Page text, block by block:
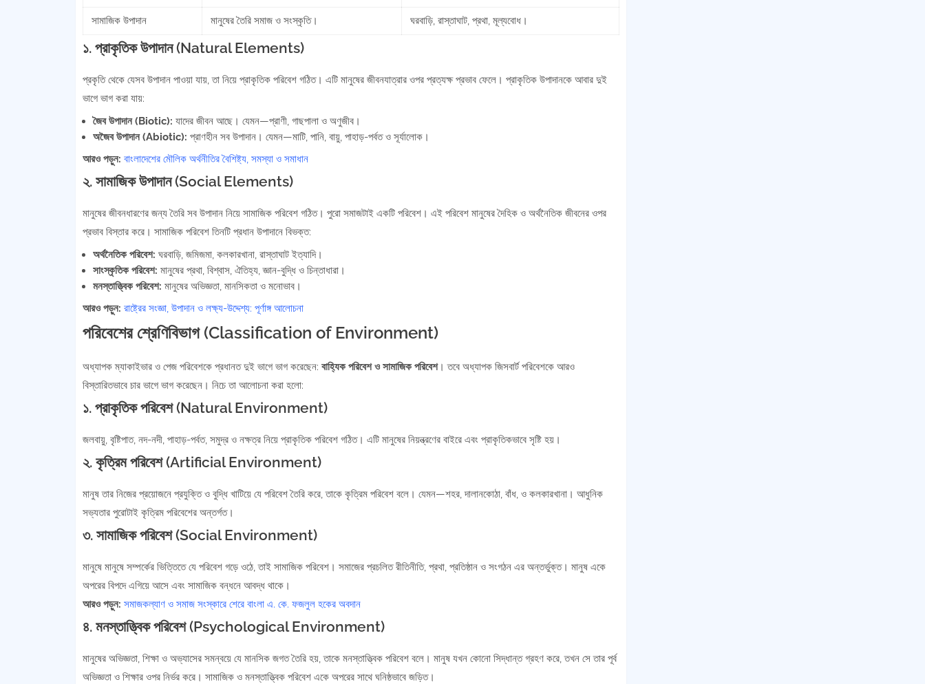
সামাজিক উপাদান মানুষের তৈরি সমাজ ও সংস্কৃতি। ঘরবাড়ি, রাস্তাঘাট, প্রথা, মূল্যবোধ।
১. প্রাকৃতিক উপাদান (Natural Elements)
প্রকৃতি থেকে যেসব উপাদান পাওয়া যায়, তা নিয়ে প্রাকৃতিক পরিবেশ গঠিত। এটি মানুষের জীবনযাত্রার ওপর প্রত্যক্ষ প্রভাব ফেলে। প্রাকৃতিক উপাদানকে আবার দুই
ভাগে ভাগ করা যায়:
জৈব উপাদান (Biotic): যাদের জীবন আছে। যেমন—প্রাণী, গাছপালা ও অণুজীব।
অজৈব উপাদান (Abiotic): প্রাণহীন সব উপাদান। যেমন—মাটি, পানি, বায়ু, পাহাড়-পর্বত ও সূর্যালোক।
আরও পড়ুন: বাংলাদেশের মৌলিক অর্থনীতির বৈশিষ্ট্য, সমস্যা ও সমাধান
২. সামাজিক উপাদান (Social Elements)
মানুষের জীবনধারণের জন্য তৈরি সব উপাদান নিয়ে সামাজিক পরিবেশ গঠিত। পুরো সমাজটাই একটি পরিবেশ। এই পরিবেশ মানুষের দৈহিক ও অর্থনৈতিক জীবনের ওপর
প্রভাব বিস্তার করে। সামাজিক পরিবেশ তিনটি প্রধান উপাদানে বিভক্ত:
অর্থনৈতিক পরিবেশ: ঘরবাড়ি, জমিজমা, কলকারখানা, রাস্তাঘাট ইত্যাদি।
সাংস্কৃতিক পরিবেশ: মানুষের প্রথা, বিশ্বাস, ঐতিহ্য, জ্ঞান-বুদ্ধি ও চিন্তাধারা।
মনস্তাত্ত্বিক পরিবেশ: মানুষের অভিজ্ঞতা, মানসিকতা ও মনোভাব।
আরও পড়ুন: রাষ্ট্রের সংজ্ঞা, উপাদান ও লক্ষ্য-উদ্দেশ্য: পূর্ণাঙ্গ আলোচনা
পরিবেশের শ্রেণিবিভাগ (Classification of Environment)
অধ্যাপক ম্যাকাইভার ও পেজ পরিবেশকে প্রধানত দুই ভাগে ভাগ করেছেন: বাহ্যিক পরিবেশ ও সামাজিক পরিবেশ। তবে অধ্যাপক জিসবার্ট পরিবেশকে আরও
বিস্তারিতভাবে চার ভাগে ভাগ করেছেন। নিচে তা আলোচনা করা হলো:
১. প্রাকৃতিক পরিবেশ (Natural Environment)
জলবায়ু, বৃষ্টিপাত, নদ-নদী, পাহাড়-পর্বত, সমুদ্র ও নক্ষত্র নিয়ে প্রাকৃতিক পরিবেশ গঠিত। এটি মানুষের নিয়ন্ত্রণের বাইরে এবং প্রাকৃতিকভাবে সৃষ্টি হয়।
২. কৃত্রিম পরিবেশ (Artificial Environment)
মানুষ তার নিজের প্রয়োজনে প্রযুক্তি ও বুদ্ধি খাটিয়ে যে পরিবেশ তৈরি করে, তাকে কৃত্রিম পরিবেশ বলে। যেমন—শহর, দালানকোঠা, বাঁধ, ও কলকারখানা। আধুনিক
সভ্যতার পুরোটাই কৃত্রিম পরিবেশের অন্তর্গত।
৩. সামাজিক পরিবেশ (Social Environment)
মানুষে মানুষে সম্পর্কের ভিত্তিতে যে পরিবেশ গড়ে ওঠে, তাই সামাজিক পরিবেশ। সমাজের প্রচলিত রীতিনীতি, প্রথা, প্রতিষ্ঠান ও সংগঠন এর অন্তর্ভুক্ত। মানুষ একে
অপরের বিপদে এগিয়ে আসে এবং সামাজিক বন্ধনে আবদ্ধ থাকে।
আরও পড়ুন: সমাজকল্যাণ ও সমাজ সংস্কারে শেরে বাংলা এ. কে. ফজলুল হকের অবদান
৪. মনস্তাত্ত্বিক পরিবেশ (Psychological Environment)
মানুষের অভিজ্ঞতা, শিক্ষা ও অভ্যাসের সমন্বয়ে যে মানসিক জগত তৈরি হয়, তাকে মনস্তাত্ত্বিক পরিবেশ বলে। মানুষ যখন কোনো সিদ্ধান্ত গ্রহণ করে, তখন সে তার পূর্ব
অভিজ্ঞতা ও শিক্ষার ওপর নির্ভর করে। সামাজিক ও মনস্তাত্ত্বিক পরিবেশ একে অপরের সাথে ঘনিষ্ঠভাবে জড়িত।